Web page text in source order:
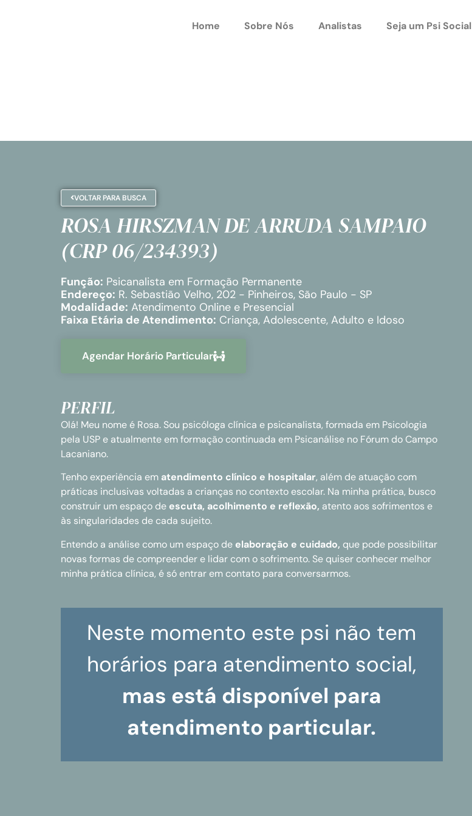
Home Sobre Nós Analistas Seja um Psi Social
VOLTAR PARA BUSCA
ROSA HIRSZMAN DE ARRUDA SAMPAIO
(CRP 06/234393)
Função: Psicanalista em Formação Permanente
Endereço: R. Sebastião Velho, 202 - Pinheiros, São Paulo - SP
Modalidade: Atendimento Online e Presencial
Faixa Etária de Atendimento: Criança, Adolescente, Adulto e Idoso
Agendar Horário Particular
PERFIL
Olá! Meu nome é Rosa. Sou psicóloga clínica e psicanalista, formada em Psicologia
pela USP e atualmente em formação continuada em Psicanálise no Fórum do Campo
Lacaniano.
Tenho experiência em atendimento clínico e hospitalar, além de atuação com
práticas inclusivas voltadas a crianças no contexto escolar. Na minha prática, busco
construir um espaço de escuta, acolhimento e reflexão, atento aos sofrimentos e
às singularidades de cada sujeito.
Entendo a análise como um espaço de elaboração e cuidado, que pode possibilitar
novas formas de compreender e lidar com o sofrimento. Se quiser conhecer melhor
minha prática clínica, é só entrar em contato para conversarmos.
Neste momento este psi não tem
horários para atendimento social,
mas está disponível para
atendimento particular.